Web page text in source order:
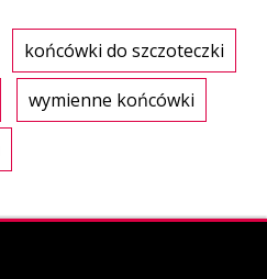
końcówki do szczoteczki
wymienne końcówki